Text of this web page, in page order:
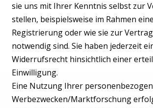
sie uns mit Ihrer Kenntnis selbst zur
stellen, beispielsweise im Rahmen
Registrierung oder wie sie zur
notwendig sind. Sie haben jederzeit
Widerrufsrecht hinsichtlich einer
Einwilligung.
Eine Nutzung Ihrer
Werbezwecken/Marktforschung